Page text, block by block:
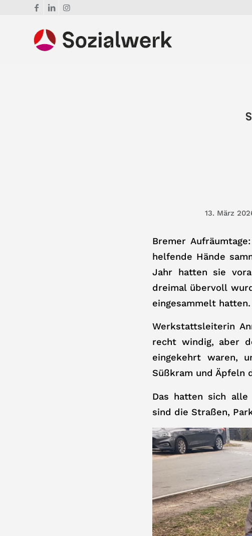
13. März
Bremer
helfende Hände
Jahr hatten sie
dreimal übervoll
eingesammelt hatten.
Werkstattsleiterin
recht windig, aber
eingekehrt waren,
Süßkram und Äpfeln
Das hatten sich
sind die Straßen,